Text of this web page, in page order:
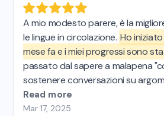
A mio modesto parere, è la
le lingue in circolazione. Ho
mese fa e i miei progressi sono
passato dal sapere a malapena
sostenere conversazioni su
chat con intelligenza artificiale è
ha tantissime funzioni, come la
Read more
Mar 17, 2025